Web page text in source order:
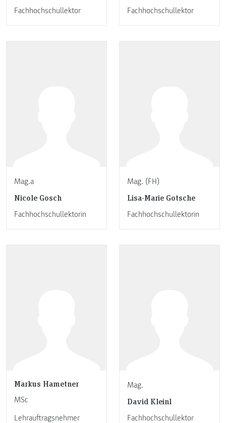
Fachhochschullektor Fachhochschullektor
Mag.a
Nicole Gosch
Fachhochschullektorin
Mag. (FH)
Lisa-Marie Gotsche
Fachhochschullektorin
Markus Hametner
MSc
Lehrauftragsnehmer
Mag.
David Kleinl
Fachhochschullektor